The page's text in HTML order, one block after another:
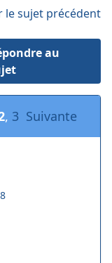
le sujet précédent
au
, 3 Suivante